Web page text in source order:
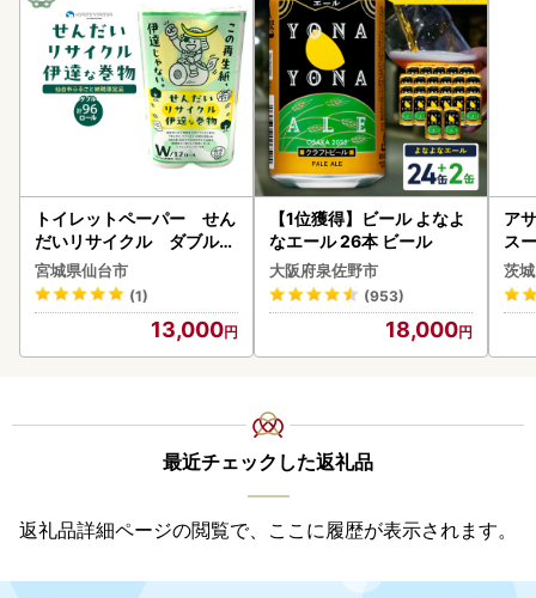
トイレットペーパー せん
だいリサイクル ダブル9
6ロール｜トイレット
宮城県仙台市
(1)
13,000
【1位獲得】ビール よなよ
なエール 26本 ビール
大阪府泉佐野市
(953)
18,000
ア
ス
8本
茨
最近チェックした返礼品
返礼品詳細ページの閲覧で、ここに履歴が表示されます。